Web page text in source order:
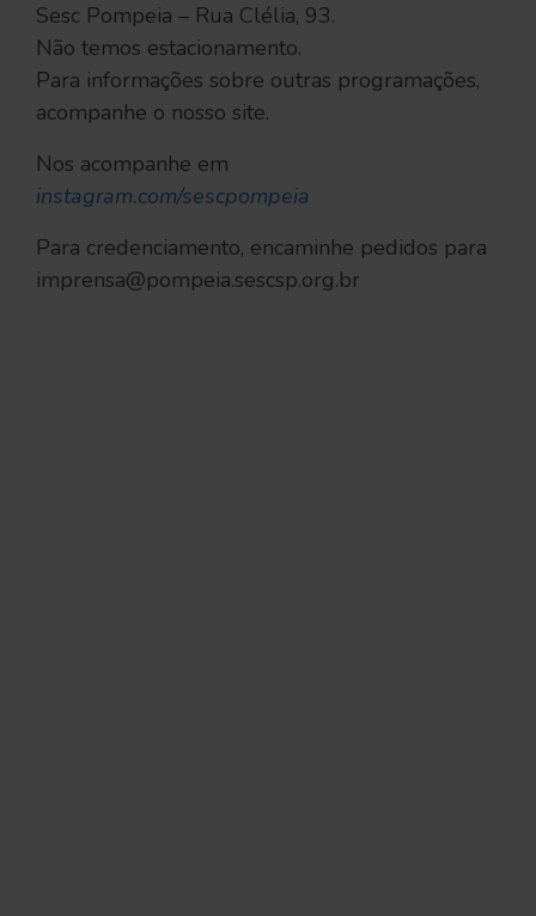
Sesc Pompeia – Rua Clélia, 93.
Não temos estacionamento.
Para informações sobre outras programações,
acompanhe o nosso site.
Nos acompanhe em
instagram.com/sescpompeia
Para credenciamento, encaminhe pedidos para
imprensa@pompeia.sescsp.org.br